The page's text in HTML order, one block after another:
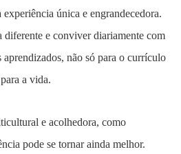
única e engrandecedora.
diferente e conviver diariamente com
não só para o currículo
a vida.
e acolhedora, como
pode se tornar ainda melhor.